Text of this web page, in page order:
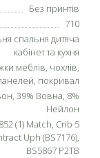
Без принтів
710
спальня дитяча
кабінет та кухня
меблів, чохлів,
покривал
39% Вовна, 8%
Нейлон
(1) Match, Crib 5
Uph (BS7176),
BS5867 P2TB